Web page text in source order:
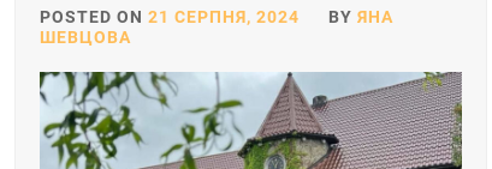
POSTED ON 21 СЕРПНЯ, 2024 BY ЯНА
ШЕВЦОВА